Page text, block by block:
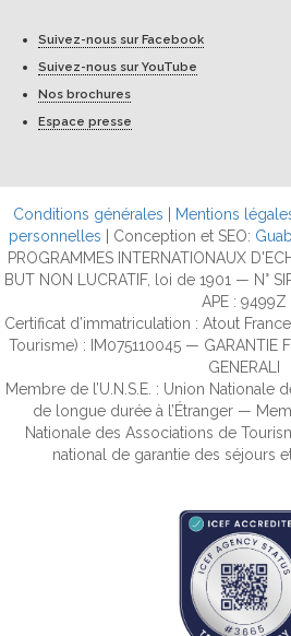
Suivez-nous sur Facebook
Suivez-nous sur YouTube
Nos brochures
Espace presse
Conditions générales Mentions
personnelles | Conception et SEO:
PROGRAMMES INTERNATIONAUX
BUT NON LUCRATIF, loi de 1901 — N°
APE : 9499Z
Certificat d’immatriculation : Atout
Tourisme) : IM075110045 — GARANTIE
GENERALI
Membre de l’U.N.S.E. : Union Nationale
de longue durée à l’Étranger —
Nationale des Associations de
national de garantie des séjours